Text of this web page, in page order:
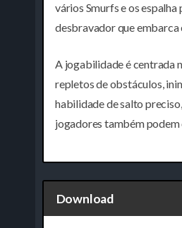
vários Smurfs e os
desbravador que embarca
A jogabilidade é centrada
repletos de obstáculos,
habilidade de salto
jogadores também podem
Download